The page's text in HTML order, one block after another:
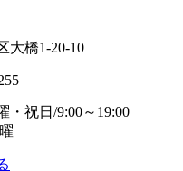
大橋1-20-10
・祝日/9:00～19:00